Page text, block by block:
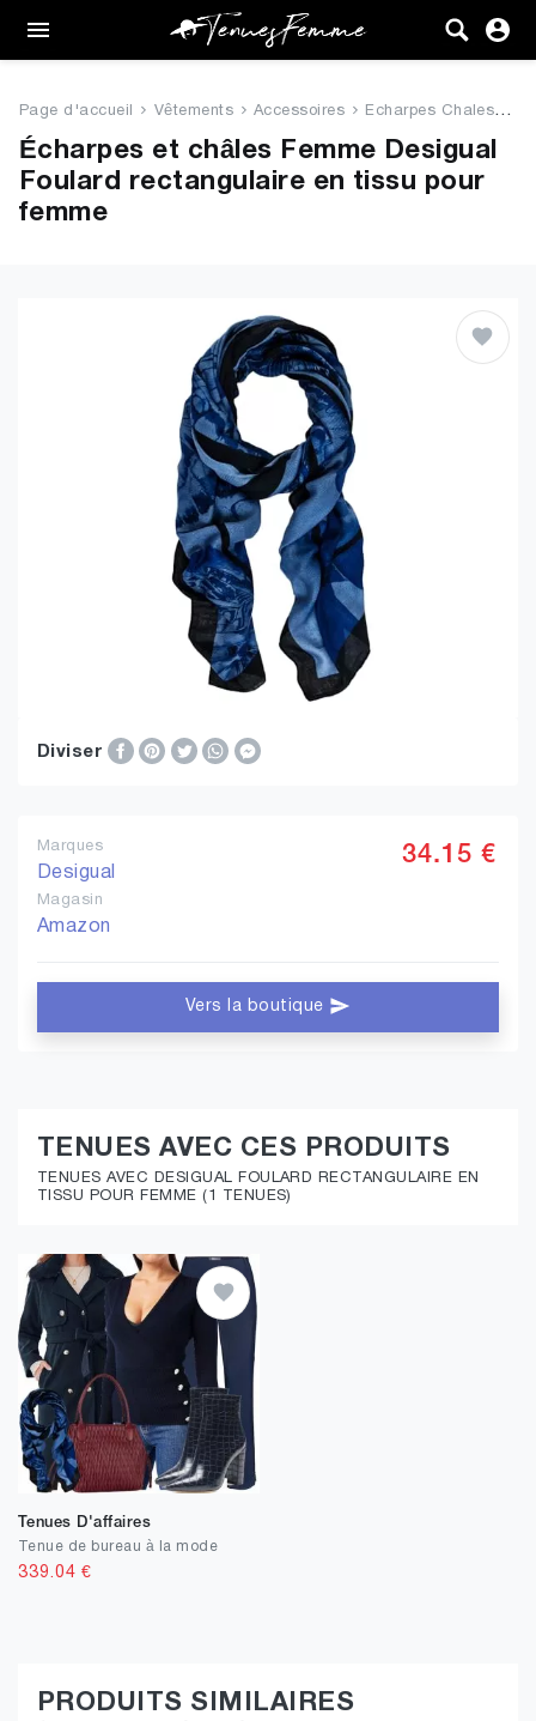
Femme
Vêtements
Chaussures
Page d'accueil Vêtements Accessoires Echarpes Chales
Écharpes et châles Femme Desigual
Foulard rectangulaire en tissu pour
femme
Diviser
Marques
Desigual
Magasin
Amazon
34.15 €
Vers la boutique
TENUES AVEC CES PRODUITS
TENUES AVEC DESIGUAL FOULARD RECTANGULAIRE EN
TISSU POUR FEMME (1 TENUES)
Tenues D'affaires
Tenue de bureau à la mode
339.04 €
PRODUITS SIMILAIRES